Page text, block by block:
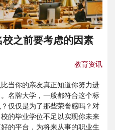
之前要考虑的因素
教育资讯
当你的亲友真正知道你努力进
名牌大学，一般都符合这个标
仅仅是为了那些荣誉感吗？对
的毕业学位不足以实现你未来
的平台，为将来从事的职业生